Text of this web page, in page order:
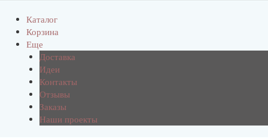
Каталог
Корзина
Еще
Доставка
Идеи
Контакты
Отзывы
Заказы
Наши проекты